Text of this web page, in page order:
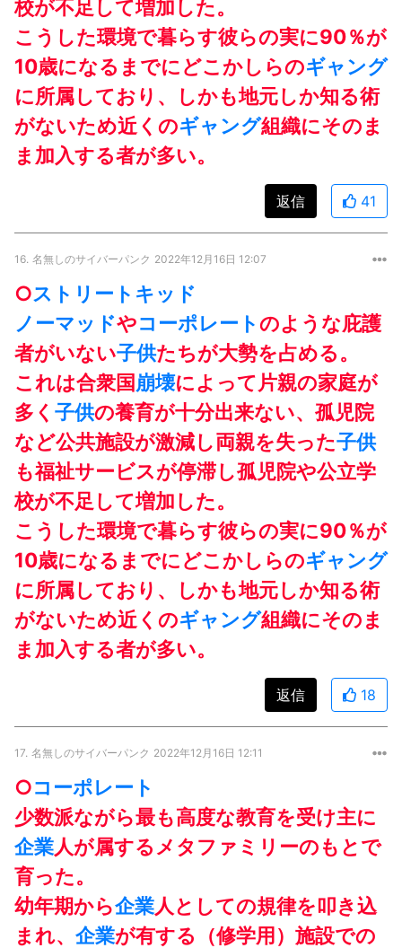
校が不足して増加した。
こうした環境で暮らす彼らの実に90％が
10歳になるまでにどこかしらのギャング
に所属しており、しかも地元しか知る術
がないため近くのギャング組織にそのま
ま加入する者が多い。
返信 41
16. 名無しのサイバーパンク 2022年12月16日 12:07
○ストリートキッド
ノーマッドやコーポレートのような庇護
者がいない子供たちが大勢を占める。
これは合衆国崩壊によって片親の家庭が
多く 子供の養育が十分出来ない、孤児院
など公共施設が激減し両親を失った子供
も福祉サービスが停滞し孤児院や公立学
校が不足して増加した。
こうした環境で暮らす彼らの実に90％が
10歳になるまでにどこかしらのギャング
に所属しており、しかも地元しか知る術
がないため近くのギャング組織にそのま
ま加入する者が多い。
返信 18
17. 名無しのサイバーパンク 2022年12月16日 12:11
○コーポレート
少数派ながら最も高度な教育を受け主に
企業人が属するメタファミリーのもとで
育った。
幼年期から企業人としての規律を叩き込
まれ、 企業が有する（修学用）施設での